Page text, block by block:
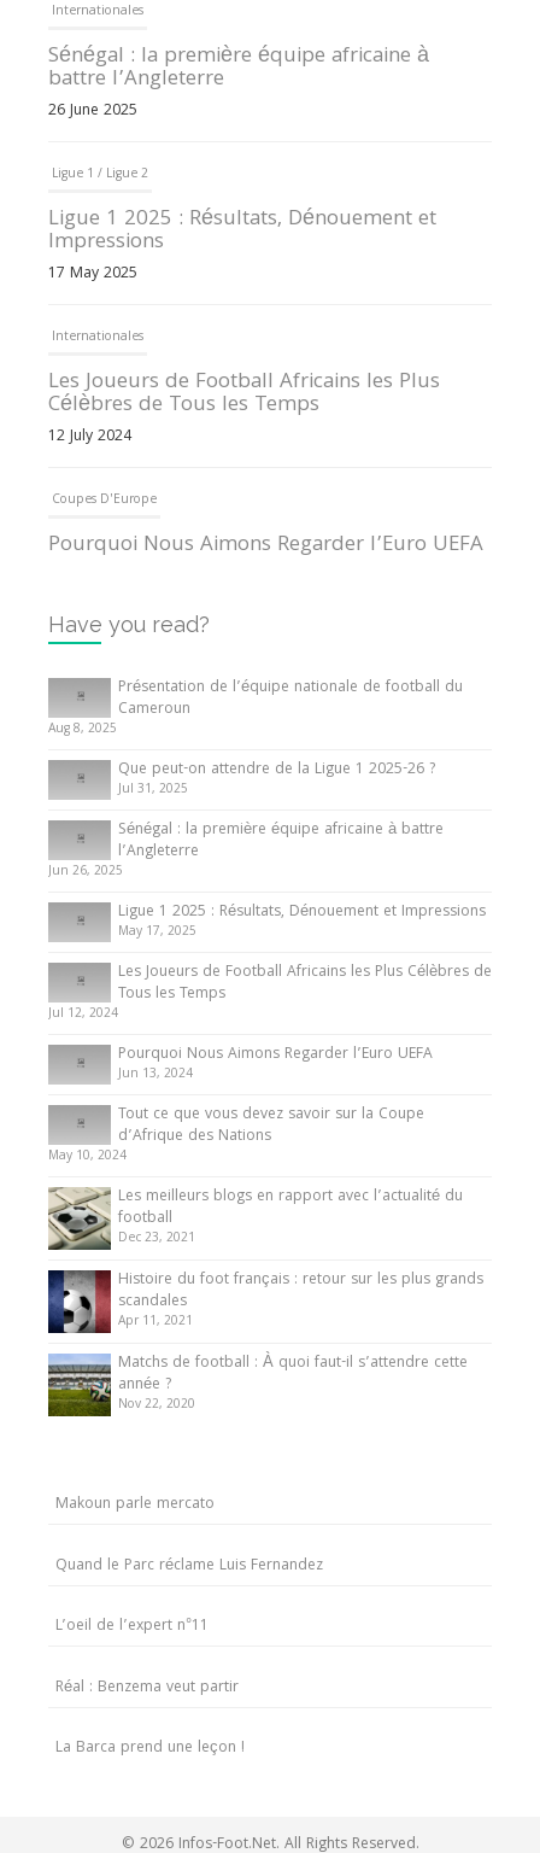
Internationales
Sénégal : la première équipe africaine à
battre l’Angleterre
26 June 2025
Ligue 1 / Ligue 2
Ligue 1 2025 : Résultats, Dénouement et
Impressions
17 May 2025
Internationales
Les Joueurs de Football Africains les Plus
Célèbres de Tous les Temps
12 July 2024
Coupes D'Europe
Pourquoi Nous Aimons Regarder l’Euro UEFA
Internationales
Tout ce que vous devez savoir sur la Coupe
d’Afrique des Nations
10 May 2024
Internationales
Présentation de l’équipe nationale de football
du Cameroun
8 August 2025
Have you read?
Présentation de l’équipe nationale de football du
Cameroun
Aug 8, 2025
Que peut-on attendre de la Ligue 1 2025-26 ?
Jul 31, 2025
Sénégal : la première équipe africaine à battre
l’Angleterre
Jun 26, 2025
Ligue 1 2025 : Résultats, Dénouement et Impressions
May 17, 2025
Les Joueurs de Football Africains les Plus Célèbres de
Tous les Temps
Jul 12, 2024
Pourquoi Nous Aimons Regarder l’Euro UEFA
Jun 13, 2024
Tout ce que vous devez savoir sur la Coupe
d’Afrique des Nations
May 10, 2024
Les meilleurs blogs en rapport avec l’actualité du
football
Dec 23, 2021
Histoire du foot français : retour sur les plus grands
scandales
Apr 11, 2021
Matchs de football : À quoi faut-il s’attendre cette
année ?
Nov 22, 2020
Makoun parle mercato
Quand le Parc réclame Luis Fernandez
L’oeil de l’expert n°11
Réal : Benzema veut partir
La Barca prend une leçon !
© 2026 Infos-Foot.Net. All Rights Reserved.